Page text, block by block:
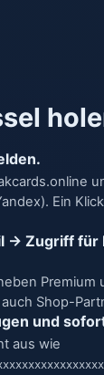
Ein
→ Zugriff für
Premium
Shop-
und
aus wie